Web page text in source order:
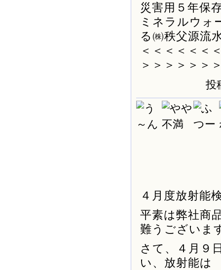
災害用５年保
ミネラルウォ
る㈱秩父源流
＜＜＜＜＜＜
＞＞＞＞＞＞
投
４月度放射能
平素は弊社商
難うございま
さて、４月９
い、放射能は